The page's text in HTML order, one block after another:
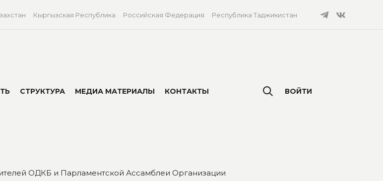
Кыргызская Республика Российская Федерация Республика Таджикистан
СТРУКТУРА МЕДИА МАТЕРИАЛЫ КОНТАКТЫ ВОЙТИ
ОДКБ и Парламентской Ассамблеи Организации